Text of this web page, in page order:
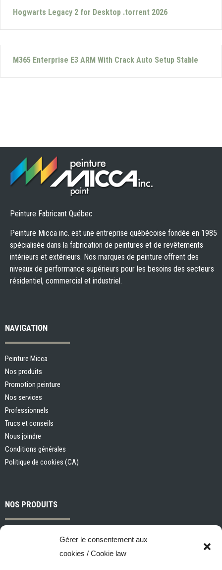
Gérer le consentement aux
cookies / Cookie law
Hogwarts Legacy 2 for Desktop .torrent 2026
M365 Enterprise E3 ARM With Crack Auto Setup Stable
Peinture Fabricant Québec
Peinture Micca inc. est une entreprise québécoise fondée en 1985
spécialisée dans la fabrication de peintures et de revêtements
intérieurs et extérieurs. Nos marques de peinture offrent des
niveaux de performance supérieurs pour les besoins des secteurs
résidentiel, commercial et industriel.
NAVIGATION
Peinture Micca
Nos produits
Promotion peinture
Nos services
Professionnels
Trucs et conseils
Nous joindre
Conditions générales
Politique de cookies (CA)
NOS PRODUITS
Peintures et apprêts d’intérieur